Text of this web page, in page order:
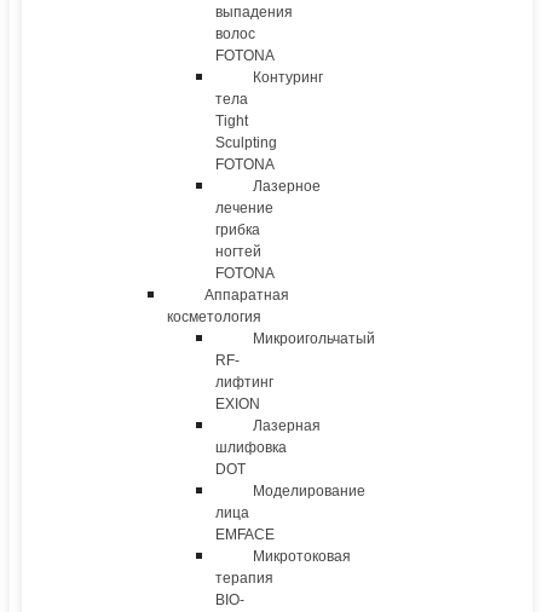
выпадения
волос
FOTONA
Контуринг
тела
Tight
Sculpting
FOTONA
Лазерное
лечение
грибка
ногтей
FOTONA
Аппаратная
косметология
Микроигольчатый
RF-
лифтинг
EXION
Лазерная
шлифовка
DOT
Моделирование
лица
EMFACE
Микротоковая
терапия
BIO-